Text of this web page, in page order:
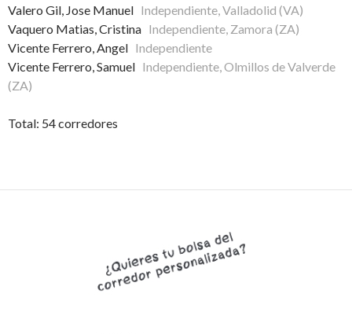
Valero Gil, Jose Manuel Independiente, Valladolid (VA)
Vaquero Matias, Cristina Independiente, Zamora (ZA)
Vicente Ferrero, Angel Independiente
Vicente Ferrero, Samuel Independiente, Olmillos de Valverde
(ZA)
Total: 54 corredores